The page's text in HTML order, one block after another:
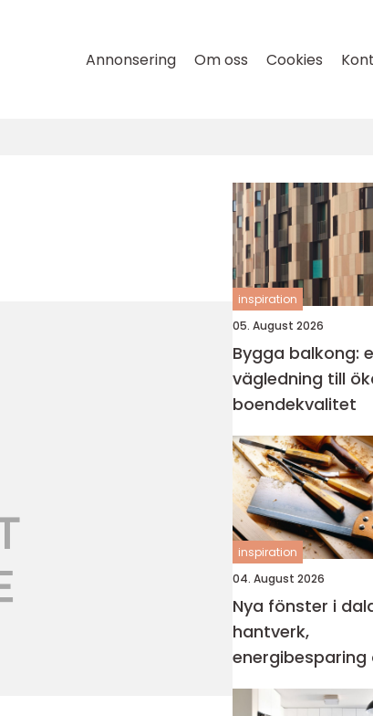
Annonsering Om oss Cookies
inspiration
05. August 2026
Bygga balkong:
vägledning till
boendekvalitet
inspiration
04. August 2026
Nya fönster i
hantverk,
energibesparing
rätt känsla i